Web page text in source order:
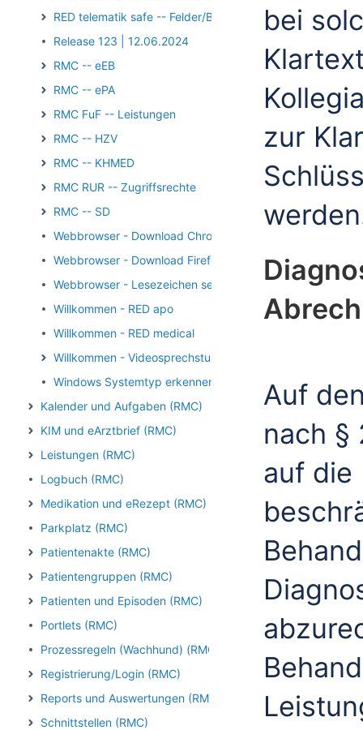
RED telematik safe -- Felder/Bilder
Release 123 | 12.06.2024
RMC -- eEB
RMC -- ePA
RMC FuF -- Leistungen
RMC -- HZV
RMC -- KHMED
RMC RUR -- Zugriffsrechte
RMC -- SD
Webbrowser - Download Chrome
Webbrowser - Download Firefox
Webbrowser - Lesezeichen setzen
Willkommen - RED apo
Willkommen - RED medical
Willkommen - Videosprechstunde
Windows Systemtyp erkennen
Kalender und Aufgaben (RMC)
KIM und eArztbrief (RMC)
Leistungen (RMC)
Logbuch (RMC)
Medikation und eRezept (RMC)
Parkplatz (RMC)
Patientenakte (RMC)
Patientengruppen (RMC)
Patienten und Episoden (RMC)
Portlets (RMC)
Prozessregeln (Wachhund) (RMC)
Registrierung/Login (RMC)
Reports und Auswertungen (RMC)
Schnittstellen (RMC)
bei
zur
Auf
nach §
auf die